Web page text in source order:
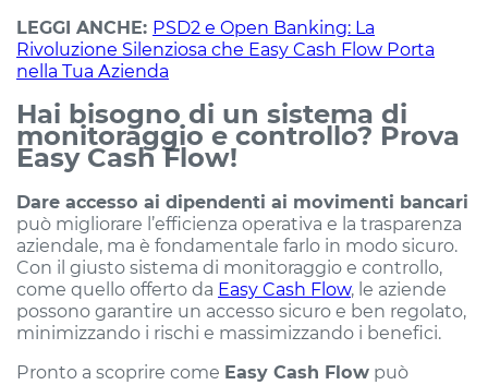
LEGGI ANCHE: PSD2 e Open Banking: La
Rivoluzione Silenziosa che Easy Cash Flow Porta
nella Tua Azienda
Hai bisogno di un sistema di
monitoraggio e controllo? Prova
Easy Cash Flow!
Dare accesso ai dipendenti ai movimenti bancari
può migliorare l’efficienza operativa e la trasparenza
aziendale, ma è fondamentale farlo in modo sicuro.
Con il giusto sistema di monitoraggio e controllo,
come quello offerto da Easy Cash Flow, le aziende
possono garantire un accesso sicuro e ben regolato,
minimizzando i rischi e massimizzando i benefici.
Pronto a scoprire come Easy Cash Flow può